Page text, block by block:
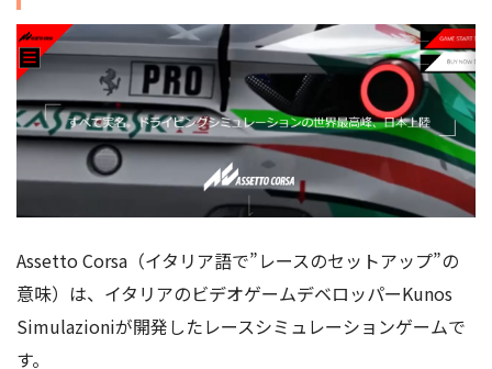
Assetto Corsa（イタリア語で”レースのセットアップ”の
意味）は、イタリアのビデオゲームデベロッパーKunos
Simulazioniが開発したレースシミュレーションゲームで
す。